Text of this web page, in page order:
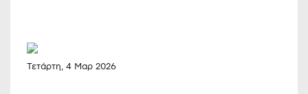
Τετάρτη, 4 Μαρ 2026